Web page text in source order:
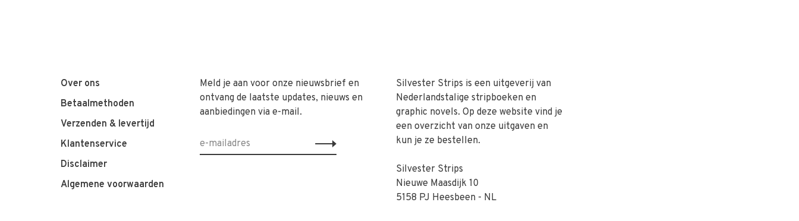
1 2 3
Over ons
Betaalmethoden
Verzenden & levertijd
Klantenservice
Disclaimer
Algemene voorwaarden
Meld je aan voor onze nieuwsbrief en
ontvang de laatste updates, nieuws en
aanbiedingen via e-mail.
Silvester Strips is een uitgeverij van
Nederlandstalige stripboeken en
graphic novels. Op deze website vind je
een overzicht van onze uitgaven en
kun je ze bestellen.
Silvester Strips
Nieuwe Maasdijk 10
5158 PJ Heesbeen - NL